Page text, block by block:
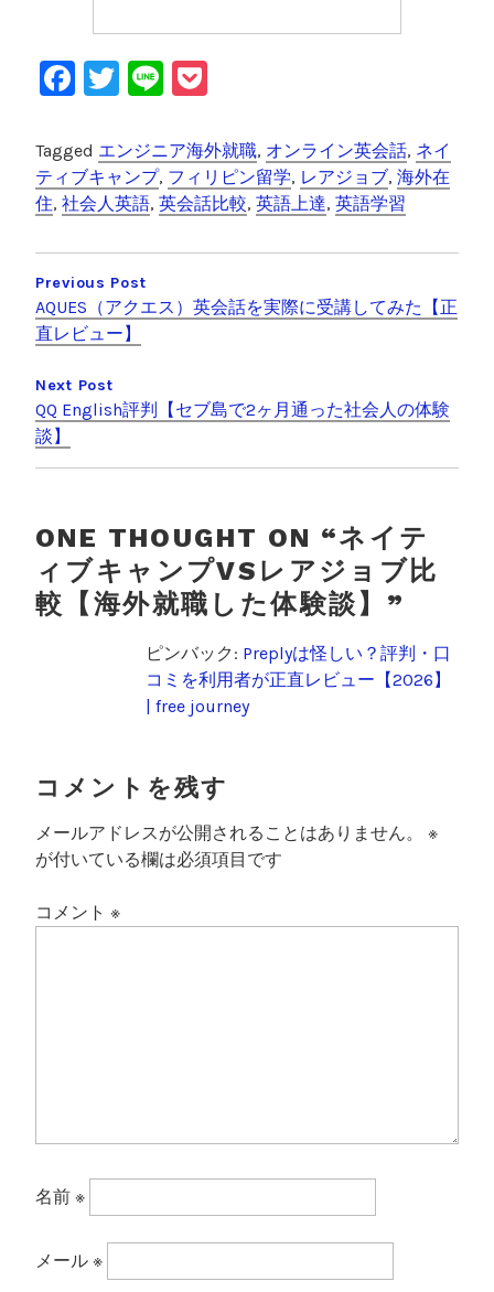
F
c
e
b
o
o
k
T
tt
er
Li
e
c
k
et
Tagged エンジニア海外就職, オンライン英会話, ネイ
ティブキャンプ, フィリピン留学, レアジョブ, 海外在
住, 社会人英語, 英会話比較, 英語上達, 英語学習
投
稿
ナ
ゲ
ー
シ
ン
Previous Post
AQUES（アクエス）英会話を実際に受講してみた【正
直レビュー】
Next Post
QQ English評判【セブ島で2ヶ月通った社会人の体験
談】
ONE THOUGHT ON “ネイテ
ィブキャンプVSレアジョブ比
較【海外就職した体験談】 ”
ピンバック: Preplyは怪しい？評判・口
コミを利用者が正直レビュー【2026】
| free journey
コメントを残す
メールアドレスが公開されることはありません。
※
が付いている欄は必須項目です
コメント ※
名前 ※
メール ※